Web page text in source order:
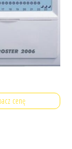
cenę